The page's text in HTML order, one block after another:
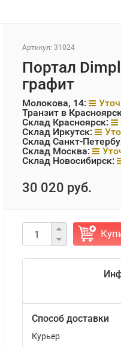
Артикул: 31024
Портал
графит
Молокова, 14:
Транзит в
Склад Красноярск:
Склад Иркутск:
Склад Санкт-
Склад Москва:
Склад Новосибирск:
30 020 руб.
Способ доставки
Курьер